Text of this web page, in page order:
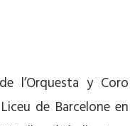
l’Orquesta y Coro
de Barcelone en